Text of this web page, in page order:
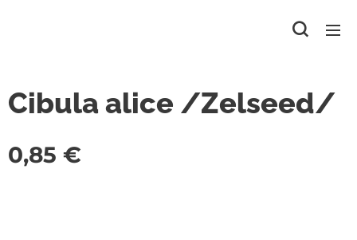
Cibula alice /Zelseed/
0,85 €